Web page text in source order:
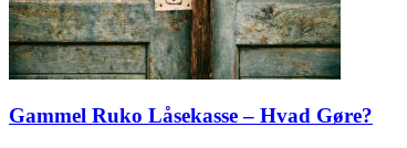
Gammel Ruko Låsekasse – Hvad Gøre?